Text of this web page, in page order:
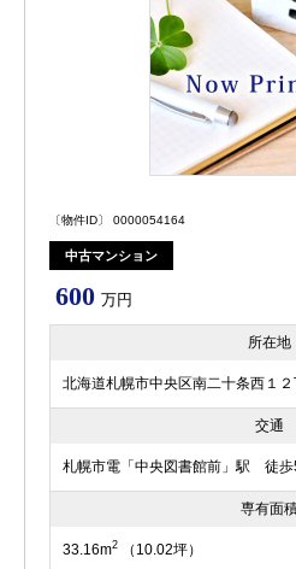
〔物件ID〕 0000054164
中古マンション
600 万円
所在地
北海道札幌市中央区南二十条西１２
交通
札幌市電「中央図書館前」駅 徒歩
専有面
33.16m2 （10.02坪）